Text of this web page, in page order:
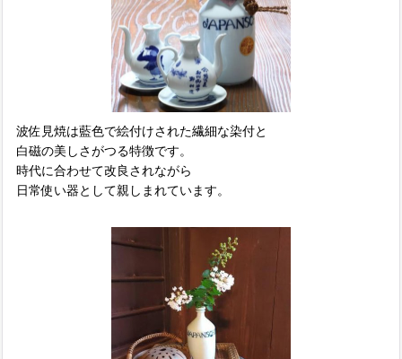
波佐見焼は藍色で絵付けされた繊細な染付と
白磁の美しさがつる特徴です。
時代に合わせて改良されながら
日常使い器として親しまれています。